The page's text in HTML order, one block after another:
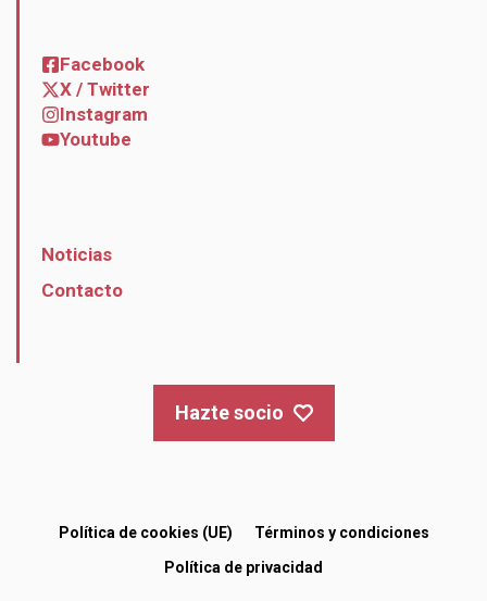
Facebook
X / Twitter
Instagram
Youtube
Noticias
Contacto
Hazte socio
Política de cookies (UE)
Términos y condiciones
Política de privacidad